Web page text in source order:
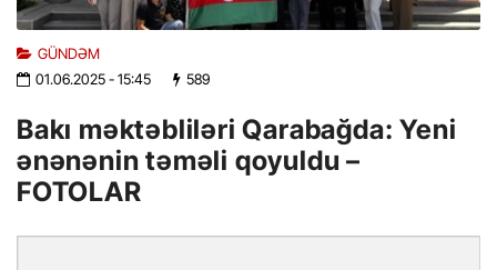
GÜNDƏM
01.06.2025- 15:45 589
Bakı məktəbliləri Qarabağda: Yeni
ənənənin təməli qoyuldu –
FOTOLAR